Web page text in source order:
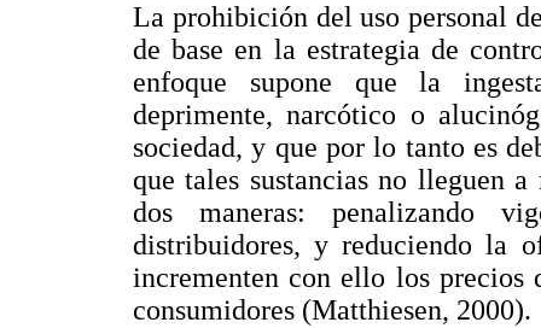
La prohibición del uso personal
de base en la estrategia de
enfoque supone que la
deprimente, narcótico o
sociedad, y que por lo tanto es
que tales sustancias no lleguen
dos maneras: penalizando
distribuidores, y reduciendo la
incrementen con ello los precios
consumidores (Matthiesen, 2000).